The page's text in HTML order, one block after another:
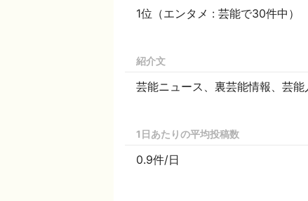
1位（エンタメ : 芸能で30件中）
紹介文
芸能ニュース、裏芸能情報、芸
1日あたりの平均投稿数
0.9件/日